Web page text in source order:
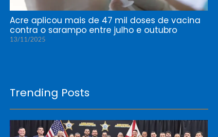
Acre aplicou mais de 47 mil doses de vacina
contra o sarampo entre julho e outubro
13/11/2025
Trending Posts